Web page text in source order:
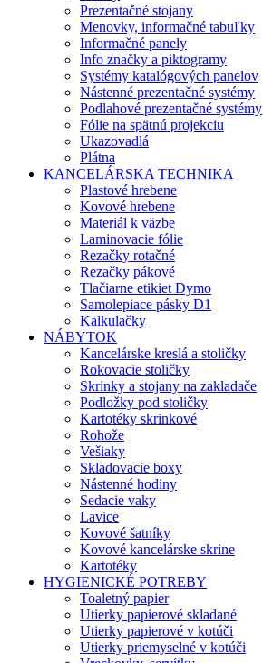
Prezentačné stojany
Menovky, informačné tabuľky
Informačné panely
Info značky a piktogramy
Systémy katalógových panelov
Nástenné prezentačné systémy
Podlahové prezentačné systémy
Fólie na spätnú projekciu
Ukazovadlá
Plátna
KANCELÁRSKA TECHNIKA
Plastové hrebene
Kovové hrebene
Materiál k väzbe
Laminovacie fólie
Rezačky rotačné
Rezačky pákové
Tlačiarne etikiet Dymo
Samolepiace pásky D1
Kalkulačky
NÁBYTOK
Kancelárske kreslá a stoličky
Rokovacie stoličky
Skrinky a stojany na zakladače
Podložky pod stoličky
Kartotéky skrinkové
Rohože
Vešiaky
Skladovacie boxy
Nástenné hodiny
Sedacie vaky
Lavice
Kovové šatníky
Kovové kancelárske skrine
Kartotéky
HYGIENICKÉ POTREBY
Toaletný papier
Utierky papierové skladané
Utierky papierové v kotúči
Utierky priemyselné v kotúči